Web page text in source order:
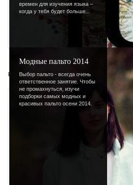
времен для изучения языка –
когда у тебя будет больше...
Модные пальто 2014
Выбор пальто - всегда очень
ответственное занятие. Чтобы
не промахнуться, изучи
подборки самых модных и
красивых пальто осени 2014.
коровки